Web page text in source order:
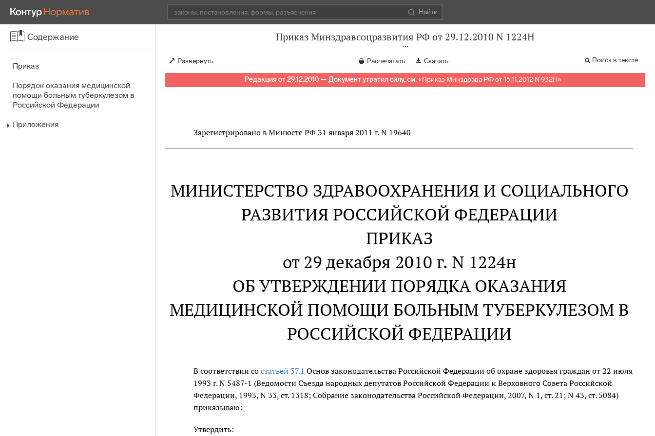
Найти
Содержание
Приказ
Порядок оказания медицинской
помощи больным туберкулезом в
Российской Федерации
Приложения
Приказ Минздравсоцразвития РФ от 29.12.2010 N 1224Н
Развернуть Распечатать Скачать Поиск в тексте
Редакция от 29.12.2010 — Документ утратил силу, см. «Приказ Минздрава РФ от 15.11.2012 N 932Н»
Зарегистрировано в Минюсте РФ 31 января 2011 г. N 19640
МИНИСТЕРСТВО ЗДРАВООХРАНЕНИЯ И СОЦИАЛЬНОГО
РАЗВИТИЯ РОССИЙСКОЙ ФЕДЕРАЦИИ
ПРИКАЗ
от 29 декабря 2010 г. N 1224н
ОБ УТВЕРЖДЕНИИ ПОРЯДКА ОКАЗАНИЯ
МЕДИЦИНСКОЙ ПОМОЩИ БОЛЬНЫМ ТУБЕРКУЛЕЗОМ В
РОССИЙСКОЙ ФЕДЕРАЦИИ
В соответствии со статьей 37.1 Основ законодательства Российской Федерации об охране здоровья граждан от 22 июля
1993 г. N 5487-1 (Ведомости Съезда народных депутатов Российской Федерации и Верховного Совета Российской
Федерации, 1993, N 33, ст. 1318; Собрание законодательства Российской Федерации, 2007, N 1, ст. 21; N 43, ст. 5084)
приказываю:
Утвердить: